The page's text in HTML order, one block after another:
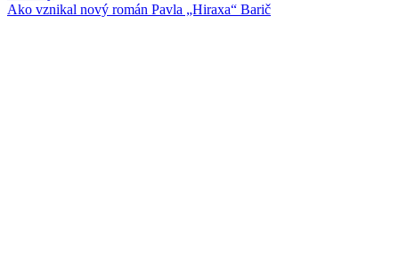
Ako vznikal nový román Pavla „Hiraxa“ Barič